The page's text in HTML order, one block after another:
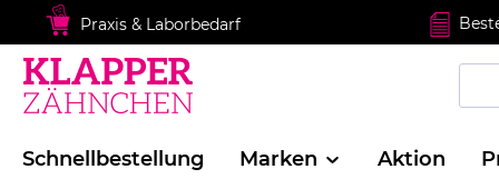
Zur Hauptnavigation springen
Praxis & Laborbedarf
Schnellbestellung Marken Aktion